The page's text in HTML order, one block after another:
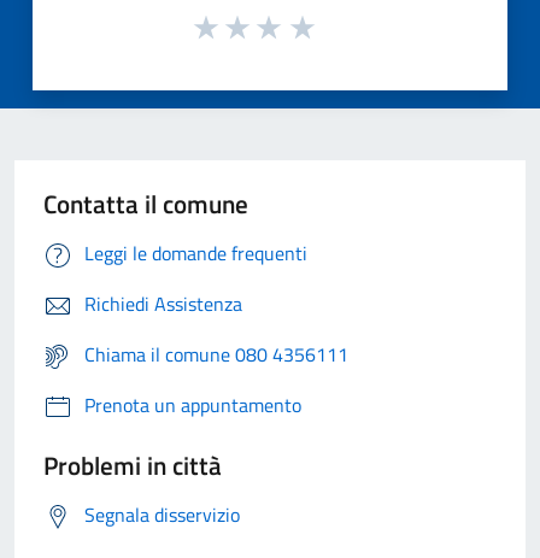
Contatta il comune
Leggi le domande frequenti
Richiedi Assistenza
Chiama il comune 080 4356111
Prenota un appuntamento
Problemi in città
Segnala disservizio